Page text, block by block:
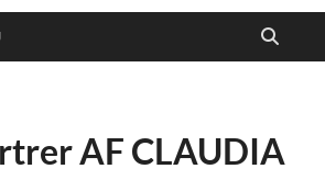
AF CLAUDIA